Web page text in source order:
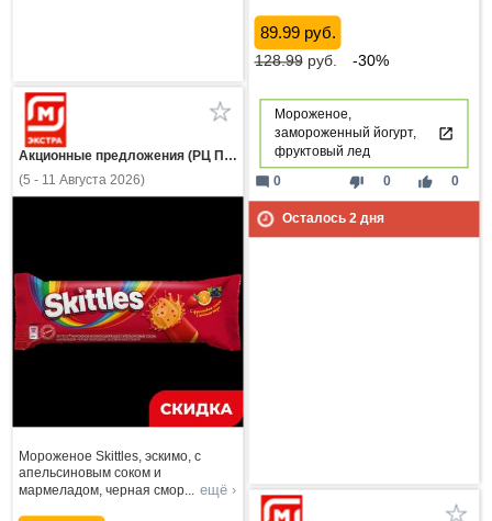
89.99 руб.
128.99руб. -30%
Мороженое,
замороженный йогурт,
фруктовый лед
thumb_down 0 thumb_up 0
mode_comment 0
Осталось 2дня
Акционные предложения (РЦ Пнз)
(5 - 11 Августа 2026)
Мороженое Skittles, эскимо, с
апельсиновым соком и
мармеладом, черная смор... ещё ›